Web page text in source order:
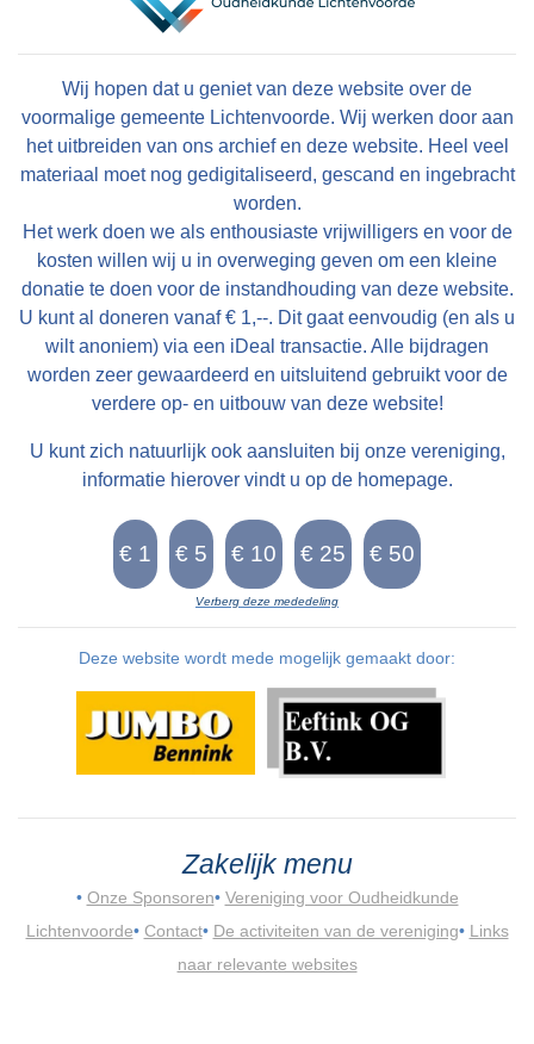
Wij hopen dat u geniet van deze website over de
voormalige gemeente Lichtenvoorde. Wij werken door aan
het uitbreiden van ons archief en deze website. Heel veel
materiaal moet nog gedigitaliseerd, gescand en ingebracht
worden.
Het werk doen we als enthousiaste vrijwilligers en voor de
kosten willen wij u in overweging geven om een kleine
donatie te doen voor de instandhouding van deze website.
U kunt al doneren vanaf € 1,--. Dit gaat eenvoudig (en als u
wilt anoniem) via een iDeal transactie. Alle bijdragen
worden zeer gewaardeerd en uitsluitend gebruikt voor de
verdere op- en uitbouw van deze website!
U kunt zich natuurlijk ook aansluiten bij onze vereniging,
informatie hierover vindt u op de homepage.
Verberg deze mededeling
Deze website wordt mede mogelijk gemaakt door:
Zakelijk menu
• Onze Sponsoren• Vereniging voor Oudheidkunde
Lichtenvoorde• Contact• De activiteiten van de vereniging• Links
naar relevante websites